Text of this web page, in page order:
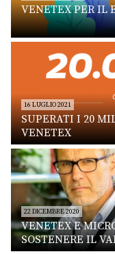
VENETEX PER IL
16 LUGLIO 2021
SUPERATI I 20
VENETEX
22 DICEMBRE 2020
VENETEX E
SOSTENERE IL